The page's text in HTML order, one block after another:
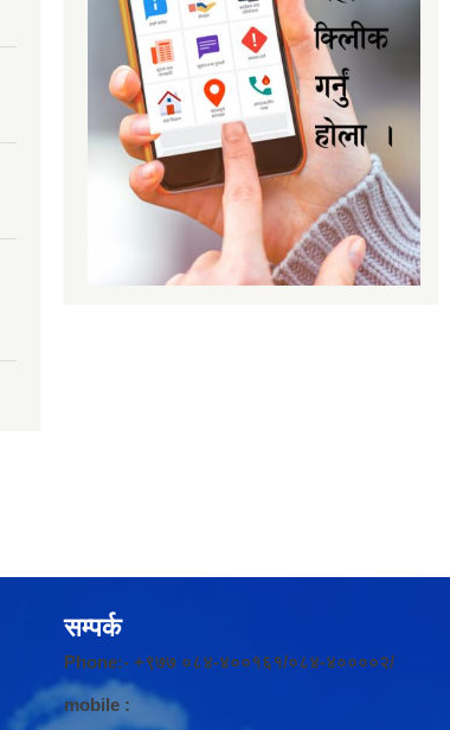
सम्पर्क
Phone:- +९७७ ०८४-४००१६१/०८४-४००००२/
mobile :